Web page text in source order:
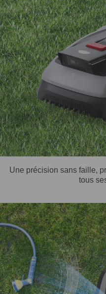
Une précision sans faille,
tous